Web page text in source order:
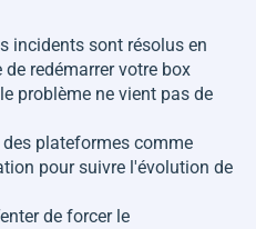
incidents sont résolus en
redémarrer votre box
problème ne vient pas de
des plateformes comme
pour suivre l'évolution de
de forcer le